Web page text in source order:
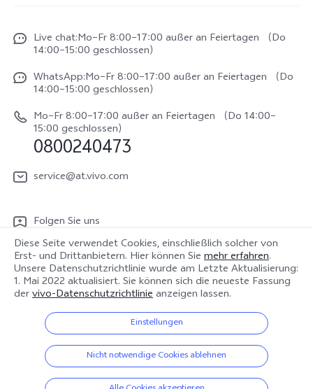
V70
V70 FE
Y31e 5G
vivo Buds Air3
Funtouch OS
IMEI-Authentifizierung
System Verbesserung
Reparaturerfassung
Benutzerhandbuch
Log aktualisieren
LUTs für Log-Wiederherstellung
Impressum
Rechtliche Hinweise
vivo Datenschutzcenter
Live chat:Mo–Fr 8:00–17:00 außer an Feiertagen （Do
14:00–15:00 geschlossen）
WhatsApp:Mo–Fr 8:00–17:00 außer an Feiertagen （Do
14:00–15:00 geschlossen）
Mo–Fr 8:00–17:00 außer an Feiertagen （Do 14:00–
15:00 geschlossen）
0800240473
service@at.vivo.com
Folgen Sie uns
Österreich | Land/Region auswählen
© 2026 vivo Mobile Communication Co., Ltd. Alle Rechte vorbehalten.
Datenschutz-Bestimmungen | Cookie-Richtlinie |
Datenschutz Support
vivo-Datenrichtlinie | Cookie-Einstellungen
Diese Seite verwendet Cookies, einschließlich solcher von
Erst- und Drittanbietern. Hier können Sie mehr erfahren.
Unsere Datenschutzrichtlinie wurde am Letzte Aktualisierung:
1. Mai 2022 aktualisiert. Sie können sich die neueste Fassung
dervivo-Datenschutzrichtlinieanzeigen lassen.
Einstellungen
Nicht notwendige Cookies ablehnen